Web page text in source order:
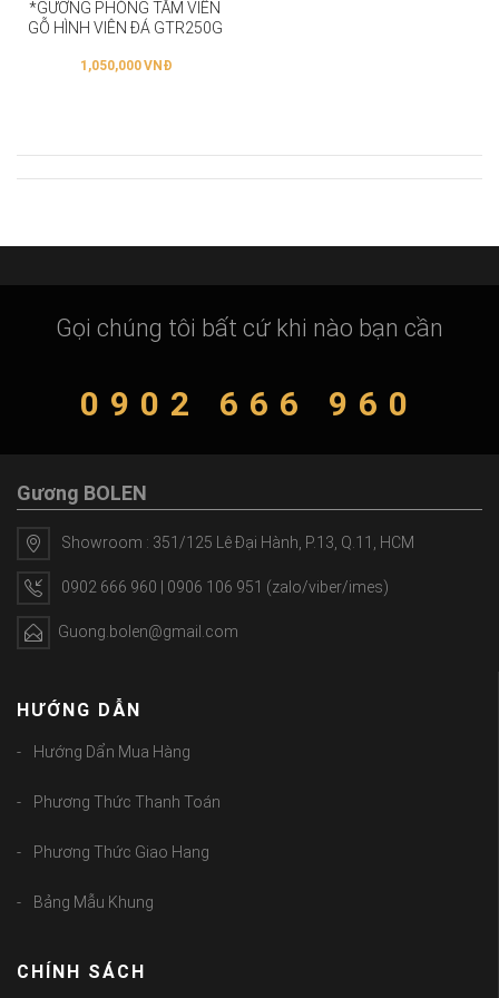
*GƯƠNG PHÒNG TẮM VIỀN
GỖ HÌNH VIÊN ĐÁ GTR250G
1,050,000VNĐ
Gọi chúng tôi bất cứ khi nào bạn cần
0902 666 960
Gương BOLEN
Showroom : 351/125 Lê Đại Hành, P.13, Q.11, HCM
0902 666 960 | 0906 106 951 (zalo/viber/imes)
Guong.bolen@gmail.com
HƯỚNG DẪN
Hướng Dẩn Mua Hàng
Phương Thức Thanh Toán
Phương Thức Giao Hang
Bảng Mẫu Khung
CHÍNH SÁCH